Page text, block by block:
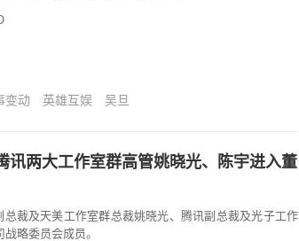
变动 英雄互娱 吴旦
讯两大工作室群高管姚晓光、陈宇进入董
裁及天美工作室群总裁姚晓光、腾讯副总裁及光子工作
略委员会成员。